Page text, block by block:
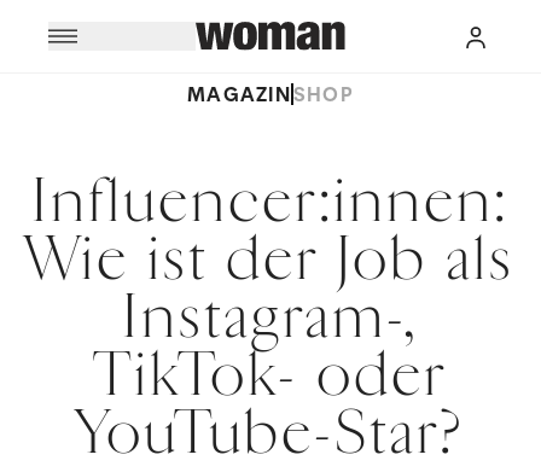
MAGAZINSHOP
Influencer:innen:
Wie ist der Job als
Instagram-,
TikTok- oder
YouTube-Star?